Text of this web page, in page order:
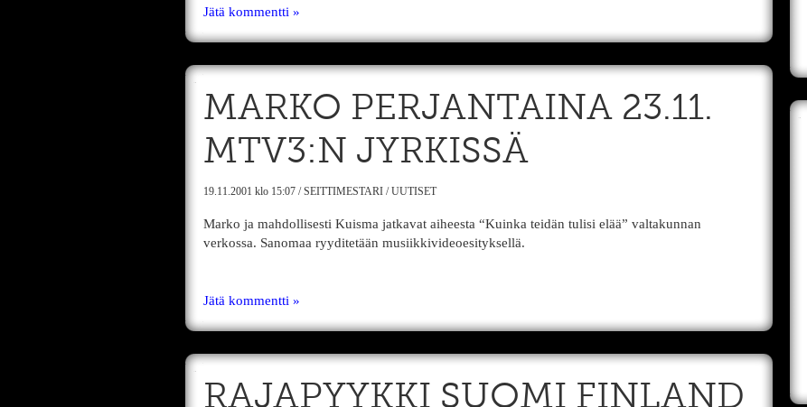
Jätä kommentti »
MARKO PERJANTAINA 23.11.
MTV3:N JYRKISSÄ
19.11.2001 klo 15:07 /SEITTIMESTARI /UUTISET
Marko ja mahdollisesti Kuisma jatkavat aiheesta “Kuinka teidän tulisi elää” valtakunnan
verkossa. Sanomaa ryyditetään musiikkivideoesityksellä.
Jätä kommentti »
RAJAPYYKKI SUOMI FINLAND